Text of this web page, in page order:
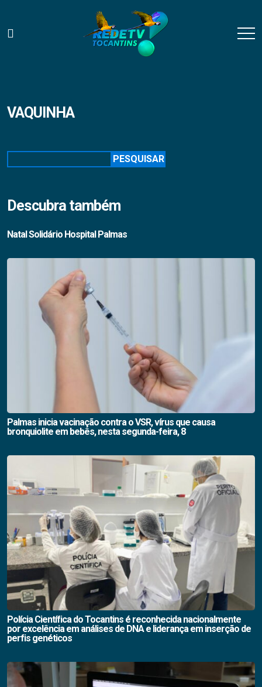
VAQUINHA
PESQUISAR
Descubra também
Natal Solidário Hospital Palmas
Palmas inicia vacinação contra o VSR, vírus que causa
bronquiolite em bebês, nesta segunda-feira, 8
Polícia Científica do Tocantins é reconhecida nacionalmente
por excelência em análises de DNA e liderança em inserção de
perfis genéticos